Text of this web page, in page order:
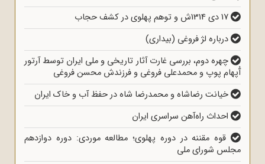
درباره لژ فروغی (بیداری)
چهره دوم، بررسی غارت آثار تاریخی و ملی ایران توسط آرتور
آُپهام پوپ و محمدعلی فروغی و فرزندش محسن فروغی
خیانت رضاشاه و محمدرضا شاه در حفظ آب و خاک ایران
احداث راه‌آهن سراسری ایران
قوه مقننه در دوره پهلوی؛ مطالعه موردی: دوره دوازدهم
مجلس شورای ملی